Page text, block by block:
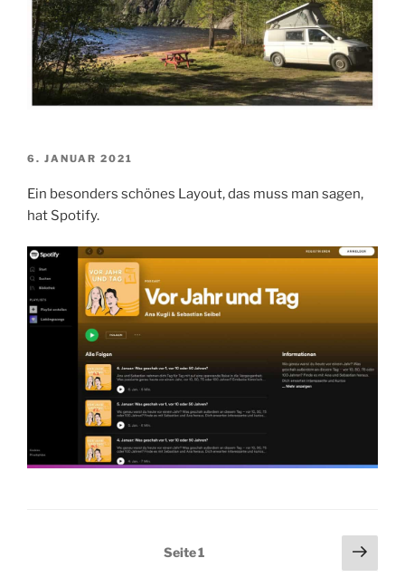
VERÖFFENTLICHT
6. JANUAR 2021
Ein besonders schönes Layout, das muss man sagen,
hat Spotify.
Seitennummerierung
Seite1